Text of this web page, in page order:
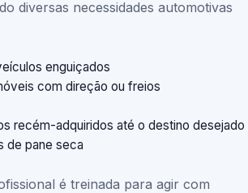
diversas necessidades automotivas
enguiçados
com direção ou freios
recém-adquiridos até o destino desejado
de pane seca
é treinada para agir com